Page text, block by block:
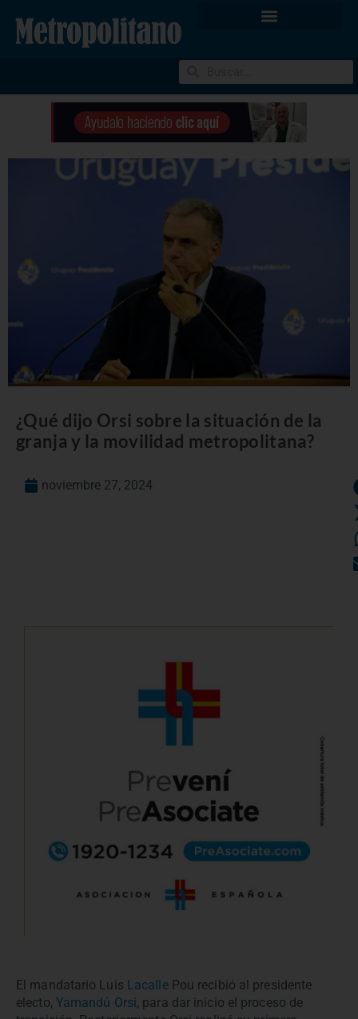
¿Qué dijo Orsi sobre la situación de la
granja y la movilidad metropolitana?
noviembre 27, 2024
El mandatario Luis Lacalle Pou recibió al presidente
electo, Yamandú Orsi, para dar inicio el proceso de